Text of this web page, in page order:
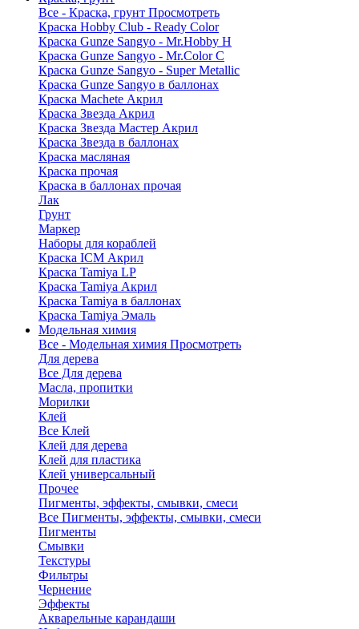
Все - Краска, грунт Просмотреть
Краска Hobby Club - Ready Color
Краска Gunze Sangyo - Mr.Hobby H
Краска Gunze Sangyo - Mr.Color C
Краска Gunze Sangyo - Super Metallic
Краска Gunze Sangyo в баллонах
Краска Machete Акрил
Краска Звезда Акрил
Краска Звезда Мастер Акрил
Краска Звезда в баллонах
Краска масляная
Краска прочая
Краска в баллонах прочая
Лак
Грунт
Маркер
Наборы для кораблей
Краска ICM Акрил
Краска Tamiya LP
Краска Tamiya Акрил
Краска Tamiya в баллонах
Краска Tamiya Эмаль
Модельная химия
Все - Модельная химия Просмотреть
Для дерева
Все Для дерева
Масла, пропитки
Морилки
Клей
Все Клей
Клей для дерева
Клей для пластика
Клей универсальный
Прочее
Пигменты, эффекты, смывки, смеси
Все Пигменты, эффекты, смывки, смеси
Пигменты
Смывки
Текстуры
Фильтры
Чернение
Эффекты
Акварельные карандаши